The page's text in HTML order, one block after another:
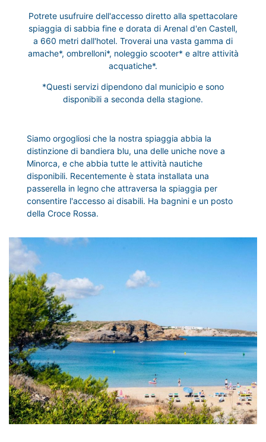
Potrete usufruire dell'accesso diretto alla spettacolare
spiaggia di sabbia fine e dorata di Arenal d'en Castell,
a 660 metri dall'hotel. Troverai una vasta gamma di
amache*, ombrelloni*, noleggio scooter* e altre attività
acquatiche*.
*Questi servizi dipendono dal municipio e sono
disponibili a seconda della stagione.
Siamo orgogliosi che la nostra spiaggia abbia la
distinzione di bandiera blu, una delle uniche nove a
Minorca, e che abbia tutte le attività nautiche
disponibili. Recentemente è stata installata una
passerella in legno che attraversa la spiaggia per
consentire l'accesso ai disabili. Ha bagnini e un posto
della Croce Rossa.